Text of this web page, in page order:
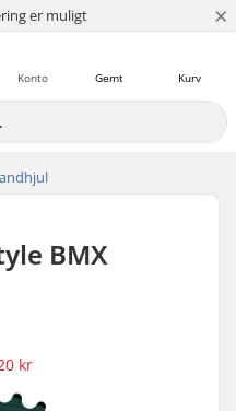
er muligt
kunder ×
Kurv
Gemt
Konto
BMX
kr